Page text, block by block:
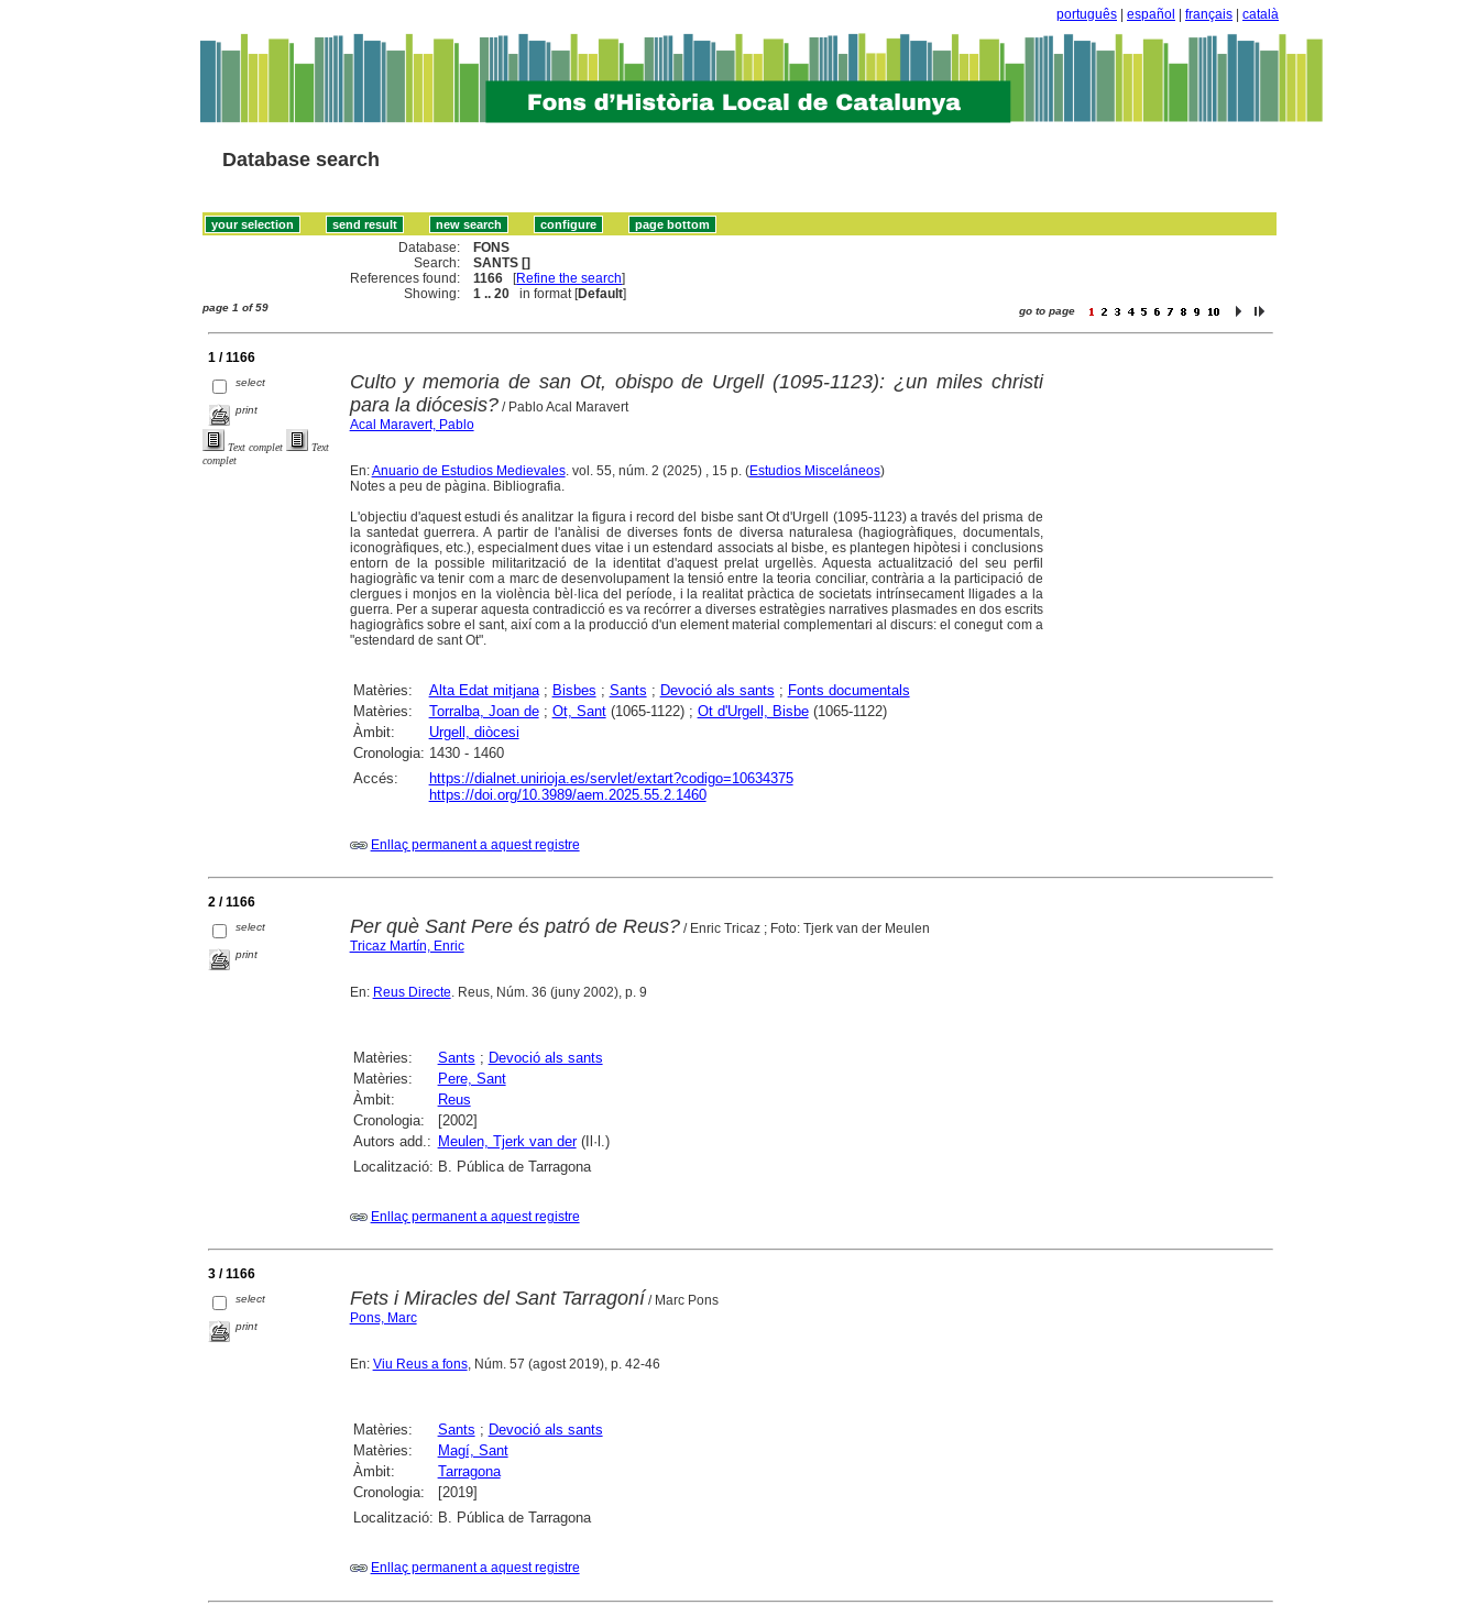
português español français català
Database search
Database:
FONS
Search:
SANTS []
References found:
1166 [Refine the search]
Showing:
1 .. 20 in format [Default]
page 1 of 59 go to page
1 / 1166
select
print
Text complet
Text
complet
Culto y memoria de san Ot, obispo de Urgell (1095-1123): ¿un miles christi
para la diócesis?/ Pablo Acal Maravert
Acal Maravert, Pablo
En:Anuario de Estudios Medievales. vol. 55, núm. 2 (2025) , 15 p. (Estudios Misceláneos)
Notes a peu de pàgina. Bibliografia.
L'objectiu d'aquest estudi és analitzar la figura i record del bisbe sant Ot d'Urgell (1095-1123) a través del prisma de
la santedat guerrera. A partir de l'anàlisi de diverses fonts de diversa naturalesa (hagiogràfiques, documentals,
iconogràfiques, etc.), especialment dues vitae i un estendard associats al bisbe, es plantegen hipòtesi i conclusions
entorn de la possible militarització de la identitat d'aquest prelat urgellès. Aquesta actualització del seu perfil
hagiogràfic va tenir com a marc de desenvolupament la tensió entre la teoria conciliar, contrària a la participació de
clergues i monjos en la violència bèl·lica del període, i la realitat pràctica de societats intrínsecament lligades a la
guerra. Per a superar aquesta contradicció es va recórrer a diverses estratègies narratives plasmades en dos escrits
hagiogràfics sobre el sant, així com a la producció d'un element material complementari al discurs: el conegut com a
"estendard de sant Ot".
Matèries: Alta Edat mitjana; Bisbes ; Sants ; Devoció als sants ; Fonts documentals
Matèries:
Torralba, Joan de; Ot, Sant(1065-1122) ; Ot d'Urgell, Bisbe(1065-1122)
Àmbit:
Urgell, diòcesi
Cronologia: 1430 - 1460
Accés:
https://dialnet.unirioja.es/servlet/extart?codigo=10634375
https://doi.org/10.3989/aem.2025.55.2.1460
Enllaç permanent a aquest registre
2 / 1166
select
print
Per què Sant Pere és patró de Reus?/ Enric Tricaz ; Foto: Tjerk van der Meulen
Tricaz Martín, Enric
En: Reus Directe. Reus, Núm. 36 (juny 2002), p. 9
Matèries: Sants ; Devoció als sants
Matèries:
Pere, Sant
Àmbit:
Reus
Cronologia:
[2002]
Autors add.: Meulen, Tjerk van der(Il·l.)
Localització: B. Pública de Tarragona
Enllaç permanent a aquest registre
3 / 1166
select
print
Fets i Miracles del Sant Tarragoní / Marc Pons
Pons, Marc
En: Viu Reus a fons, Núm. 57 (agost 2019), p. 42-46
Matèries: Sants ; Devoció als sants
Matèries:
Magí, Sant
Àmbit:
Tarragona
Cronologia:
[2019]
Localització: B. Pública de Tarragona
Enllaç permanent a aquest registre